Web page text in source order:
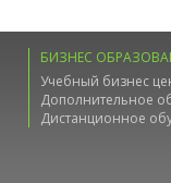
БИЗНЕС
Учебный бизнес
Дополнительное
Дистанционное